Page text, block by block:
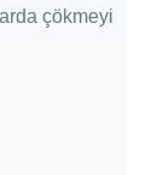
çökmeyi